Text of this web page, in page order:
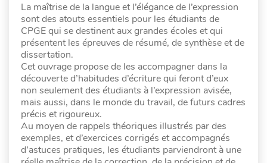
La maîtrise de la langue et l’élégance de l’expression
sont des atouts essentiels pour les étudiants de
CPGE qui se destinent aux grandes écoles et qui
présentent les épreuves de résumé, de synthèse et de
dissertation.
Cet ouvrage propose de les accompagner dans la
découverte d’habitudes d’écriture qui feront d’eux
non seulement des étudiants à l’expression avisée,
mais aussi, dans le monde du travail, de futurs cadres
précis et rigoureux.
Au moyen de rappels théoriques illustrés par des
exemples, et d’exercices corrigés et accompagnés
d’astuces pratiques, les étudiants parviendront à une